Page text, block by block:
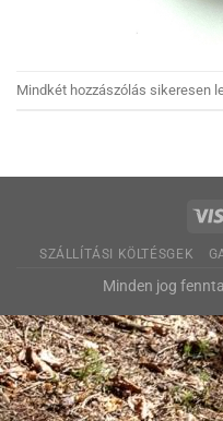
Mindkét hozzászólás sikeresen
SZÁLLÍTÁSI KÖLTÉSGEK
Minden jog